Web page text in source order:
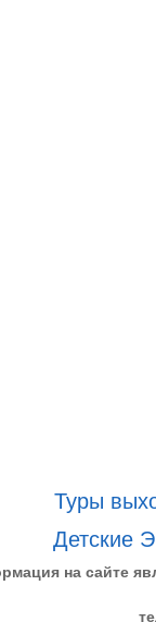
Туры
Детские
на сайте